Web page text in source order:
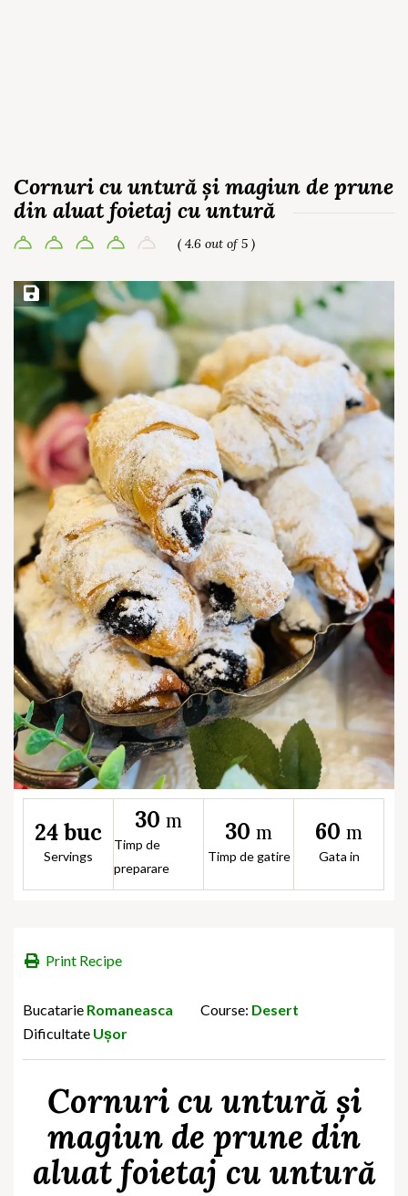
Cornuri cu untură și magiun de prune
din aluat foietaj cu untură
( 4.6 out of 5 )
Save Recipe
24 buc
Servings
30 m
Timp de
preparare
30 m
Timp de gatire
60 m
Gata in
Print Recipe
Bucatarie Romaneasca Course: Desert
Dificultate Ușor
Cornuri cu untură și
magiun de prune din
aluat foietaj cu untură